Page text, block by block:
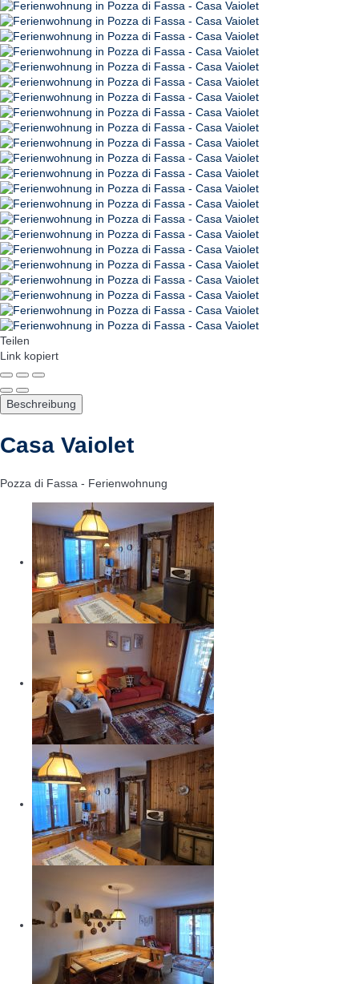
Teilen
Link kopiert
Beschreibung
Casa Vaiolet
Pozza di Fassa - Ferienwohnung